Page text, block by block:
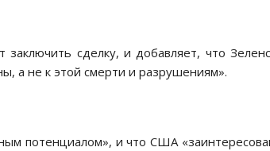
сделку, и добавляет, что
а не к этой смерти и разрушениям».
потенциалом», и что США